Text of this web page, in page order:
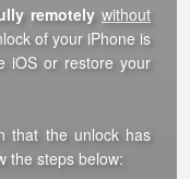
remotely without
of your iPhone is
iOS or restore your
that the unlock has
the steps below: